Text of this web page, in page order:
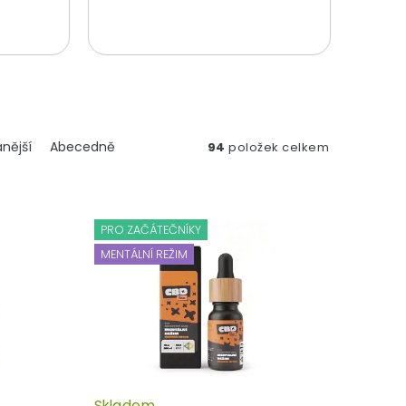
Abecedně 94 položek celkem
PRO ZAČÁTEČNÍKY
MENTÁLNÍ REŽIM